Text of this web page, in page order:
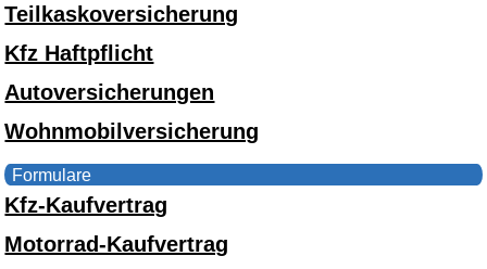
Teilkaskoversicherung
Kfz Haftpflicht
Autoversicherungen
Wohnmobilversicherung
Formulare
Kfz-Kaufvertrag
Motorrad-Kaufvertrag